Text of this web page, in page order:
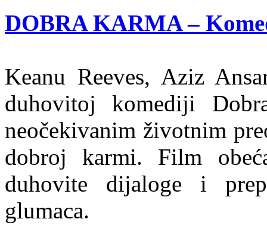
DOBRA KARMA –
Keanu Reeves, Aziz
duhovitoj komediji
neočekivanim životnim
dobroj karmi. Film
duhovite dijaloge i
glumaca.